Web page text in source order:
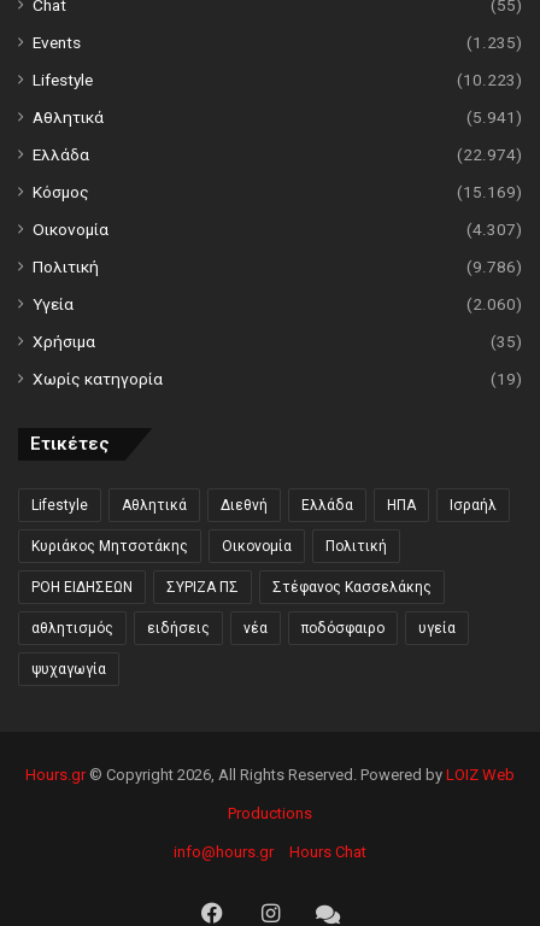
Chat
(55)
Events
(1.235)
Lifestyle
(10.223)
Αθλητικά
(5.941)
Ελλάδα
(22.974)
Κόσμος
(15.169)
Οικονομία
(4.307)
Πολιτική
(9.786)
Υγεία
(2.060)
Χρήσιμα
(35)
Χωρίς κατηγορία
(19)
Ετικέτες
Lifestyle Αθλητικά Διεθνή Ελλάδα ΗΠΑ Ισραήλ
Κυριάκος Μητσοτάκης Οικονομία Πολιτική
ΡΟΗ ΕΙΔΗΣΕΩΝ ΣΥΡΙΖΑ ΠΣ Στέφανος Κασσελάκης
αθλητισμός ειδήσεις νέα ποδόσφαιρο υγεία
ψυχαγωγία
Hours.gr© Copyright 2026, All Rights Reserved. Powered by LOIZ Web
Productions
info@hours.gr Hours Chat
FacebookInstagramHours